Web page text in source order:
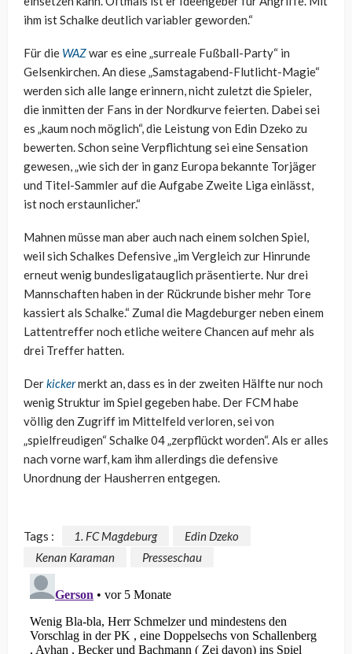
ihm ist Schalke deutlich variabler geworden.“
Für die WAZwar es eine „surreale Fußball-Party“ in
Gelsenkirchen. An diese „Samstagabend-Flutlicht-Magie“
werden sich alle lange erinnern, nicht zuletzt die Spieler,
die inmitten der Fans in der Nordkurve feierten. Dabei sei
es „kaum noch möglich“, die Leistung von Edin Dzeko zu
bewerten. Schon seine Verpflichtung sei eine Sensation
gewesen, „wie sich der in ganz Europa bekannte Torjäger
und Titel-Sammler auf die Aufgabe Zweite Liga einlässt,
ist noch erstaunlicher.“
Mahnen müsse man aber auch nach einem solchen Spiel,
weil sich Schalkes Defensive „im Vergleich zur Hinrunde
erneut wenig bundesligatauglich präsentierte. Nur drei
Mannschaften haben in der Rückrunde bisher mehr Tore
kassiert als Schalke.“ Zumal die Magdeburger neben einem
Lattentreffer noch etliche weitere Chancen auf mehr als
drei Treffer hatten.
Derkickermerkt an, dass es in der zweiten Hälfte nur noch
wenig Struktur im Spiel gegeben habe. Der FCM habe
völlig den Zugriff im Mittelfeld verloren, sei von
„spielfreudigen“ Schalke 04 „zerpflückt worden“. Als er alles
nach vorne warf, kam ihm allerdings die defensive
Unordnung der Hausherren entgegen.
Tags : 1. FC Magdeburg
Edin Dzeko
Kenan Karaman
Presseschau